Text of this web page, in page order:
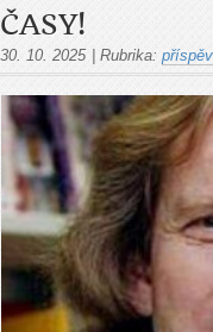
ČASY!
30. 10. 2025 Rubrika: